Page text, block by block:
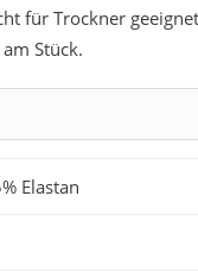
für Trockner
Stück.
Elastan